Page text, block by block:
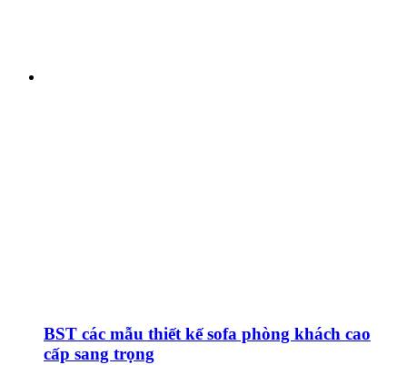
BST các mẫu thiết kế sofa phòng khách cao
cấp sang trọng